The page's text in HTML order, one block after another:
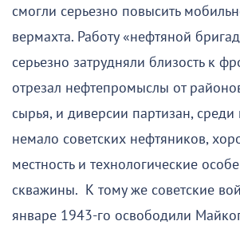
смогли серьезно повысить
вермахта. Работу «нефтяной
серьезно затрудняли близость к
отрезал нефтепромыслы от
сырья, и диверсии партизан,
немало советских нефтяников,
местность и технологические
скважины. К тому же советские
январе 1943-го освободили